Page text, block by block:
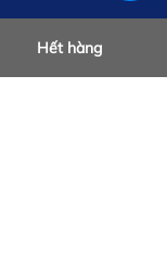
Hết hàng